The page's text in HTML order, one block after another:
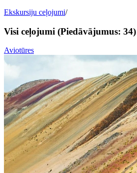
Ekskursiju ceļojumi/
Visi ceļojumi (Piedāvājumus: 34)
Aviotūres